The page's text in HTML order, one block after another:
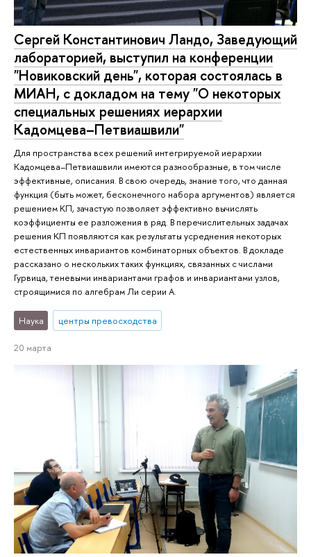
Сергей Константинович Ландо, Заведующий
лабораторией, выступил на конференции
"Новиковский день", которая состоялась в
МИАН, с докладом на тему "О некоторых
специальных решениях иерархии
Кадомцева–Петвиашвили"
Для пространства всех решений интегрируемой иерархии
Кадомцева–Петвиашвили имеются разнообразные, в том числе
эффективные, описания. В свою очередь, знание того, что данная
функция (быть может, бесконечного набора аргументов) является
решением КП, зачастую позволяет эффективно вычислять
коэффициенты ее разложения в ряд. В перечислительных задачах
решения КП появляются как результаты усреднения некоторых
естественных инвариантов комбинаторных объектов. В докладе
рассказано о нескольких таких функциях, связанных с числами
Гурвица, теневыми инвариантами графов и инвариантами узлов,
строящимися по алгебрам Ли серии A.
Наука центры превосходства
20 марта